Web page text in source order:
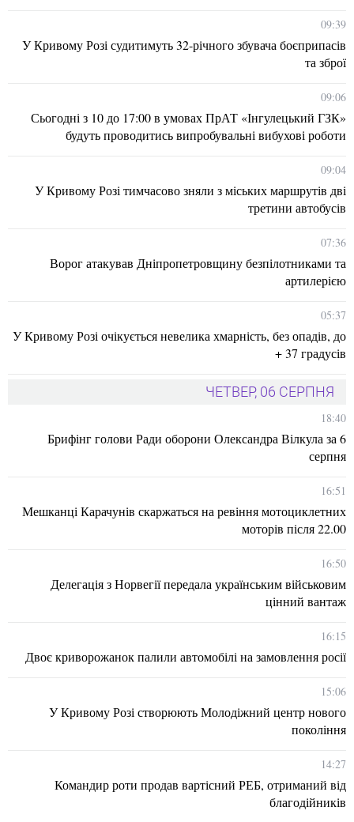
09:39
У Кривому Розі судитимуть 32-річного збувача боєприпасів
та зброї
09:06
Сьогодні з 10 до 17:00 в умовах ПрАТ «Інгулецький ГЗК»
будуть проводитись випробувальні вибухові роботи
09:04
У Кривому Розі тимчасово зняли з міських маршрутів дві
третини автобусів
07:36
Ворог атакував Дніпропетровщину безпілотниками та
артилерією
05:37
У Кривому Розі очікується невелика хмарність, без опадів, до
+ 37 градусів
ЧЕТВЕР, 06 СЕРПНЯ
18:40
Брифінг голови Ради оборони Олександра Вілкула за 6
серпня
16:51
Мешканці Карачунів скаржаться на ревіння мотоциклетних
моторів після 22.00
16:50
Делегація з Норвегії передала українським військовим
цінний вантаж
16:15
Двоє криворожанок палили автомобілі на замовлення росії
15:06
У Кривому Розі створюють Молодіжний центр нового
покоління
14:27
Командир роти продав вартісний РЕБ, отриманий від
благодійників